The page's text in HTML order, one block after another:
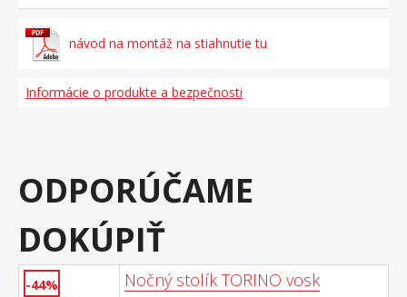
návod na montáž na stiahnutie tu
Informácie o produkte a bezpečnosti
ODPORÚČAME
DOKÚPIŤ
-44% Nočný stolík TORINO vosk